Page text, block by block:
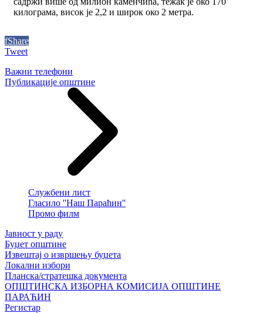
килограма, висок је 2,2 и широк око 2 метра.
fShare
Tweet
Важни телефони
Публикације општине
Службени лист
Гласило ''Наш Параћин''
Промо филм
Јавност у раду
Буџет општине
Извештај о извршењу буџета
Локални избори
Планска/стратешка документа
ОПШТИНСКА ИЗБОРНА КОМИСИЈА ОПШТИНЕ
ПАРАЋИН
Регистар